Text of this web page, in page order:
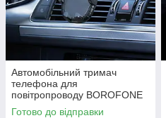
Автомобільний тримач
телефона для
повітропроводу BOROFONE
BH52
Готово до відправки